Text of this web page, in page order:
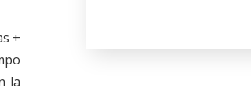
+
la